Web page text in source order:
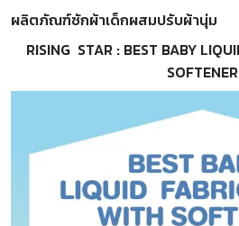
ผลิตภัณฑ์ซักผ้าเด็กผสมปรับผ้านุ่ม
RISING STAR : BEST BABY
SOFTENER